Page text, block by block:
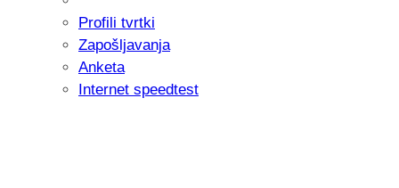
Profili tvrtki
Zapošljavanja
Anketa
Internet speedtest